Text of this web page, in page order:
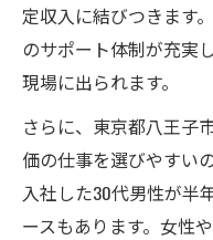
定収入に結びつきます
のサポート体制が充実
現場に出られます。
さらに、東京都八王子
価の仕事を選びやすい
入社した30代男性が半
ースもあります。女性